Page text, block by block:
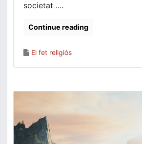
societat ....
Continue reading
El fet religiós